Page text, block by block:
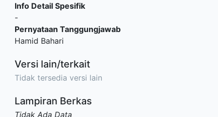
Info Detail Spesifik
-
Pernyataan Tanggungjawab
Hamid Bahari
Versi lain/terkait
Tidak tersedia versi lain
Lampiran Berkas
Tidak Ada Data